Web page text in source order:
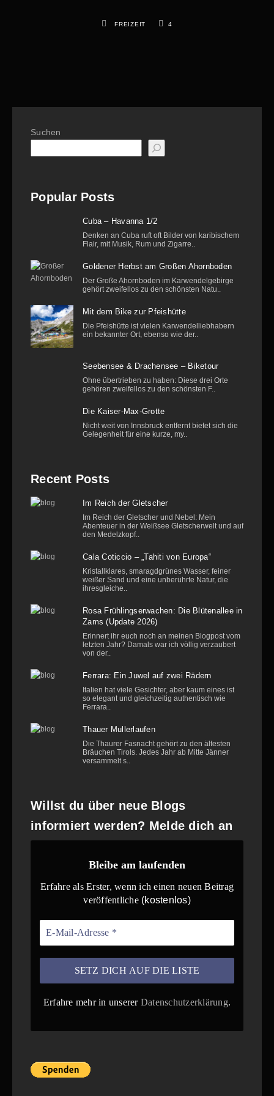
FREIZEIT 4
Suchen
Popular Posts
Cuba – Havanna 1/2
Denken an Cuba ruft oft Bilder von karibischem
Flair, mit Musik, Rum und Zigarre..
Goldener Herbst am Großen Ahornboden
Der Große Ahornboden im Karwendelgebirge
gehört zweifellos zu den schönsten Natu..
Mit dem Bike zur Pfeishütte
Die Pfeishütte ist vielen Karwendelliebhabern
ein bekannter Ort, ebenso wie der..
Seebensee & Drachensee – Biketour
Ohne übertrieben zu haben: Diese drei Orte
gehören zweifellos zu den schönsten F..
Die Kaiser-Max-Grotte
Nicht weit von Innsbruck entfernt bietet sich die
Gelegenheit für eine kurze, my..
Recent Posts
Im Reich der Gletscher
Im Reich der Gletscher und Nebel: Mein
Abenteuer in der Weißsee Gletscherwelt und auf
den Medelzkopf..
Cala Coticcio – „Tahiti von Europa“
Kristallklares, smaragdgrünes Wasser, feiner
weißer Sand und eine unberührte Natur, die
ihresgleiche..
Rosa Frühlingserwachen: Die Blütenallee in
Zams (Update 2026)
Erinnert ihr euch noch an meinen Blogpost vom
letzten Jahr? Damals war ich völlig verzaubert
von der..
Ferrara: Ein Juwel auf zwei Rädern
Italien hat viele Gesichter, aber kaum eines ist
so elegant und gleichzeitig authentisch wie
Ferrara..
Thauer Mullerlaufen
Die Thaurer Fasnacht gehört zu den ältesten
Bräuchen Tirols. Jedes Jahr ab Mitte Jänner
versammelt s..
Willst du über neue Blogs
informiert werden? Melde dich an
Bleibe am laufenden
Erfahre als Erster, wenn ich einen neuen Beitrag
veröffentliche(kostenlos)
Erfahre mehr in unserer Datenschutzerklärung.